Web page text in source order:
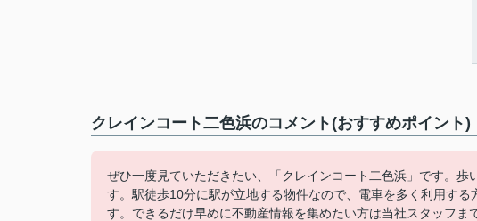
クレインコート二色浜のコメント(おすすめポイント)
ぜひ一度見ていただきたい、「クレインコート二色浜」です。
す。駅徒歩10分に駅が立地する物件なので、電車を多く利用す
す。できるだけ早めに不動産情報を集めたい方は当社スタッフ